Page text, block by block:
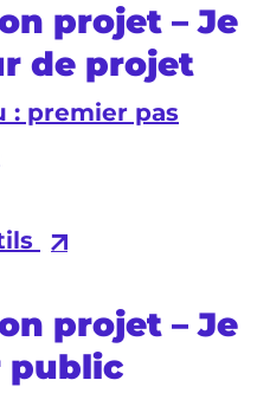
projet – Je
de projet
: premier pas
projet – Je
public